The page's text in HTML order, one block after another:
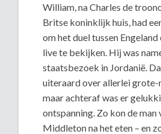
William, na Charles de
Britse koninklijk huis, had
om het duel tussen Engeland
live te bekijken. Hij was
staatsbezoek in Jordanië.
uiteraard over allerlei grote-
maar achteraf was er
ontspanning. Zo kon de man
Middleton na het eten – en